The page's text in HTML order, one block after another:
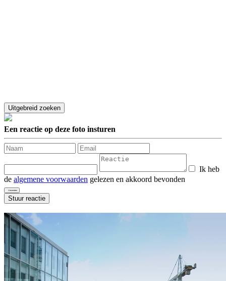
Een reactie op deze foto insturen
Ik heb
de algemene voorwaarden gelezen en akkoord bevonden